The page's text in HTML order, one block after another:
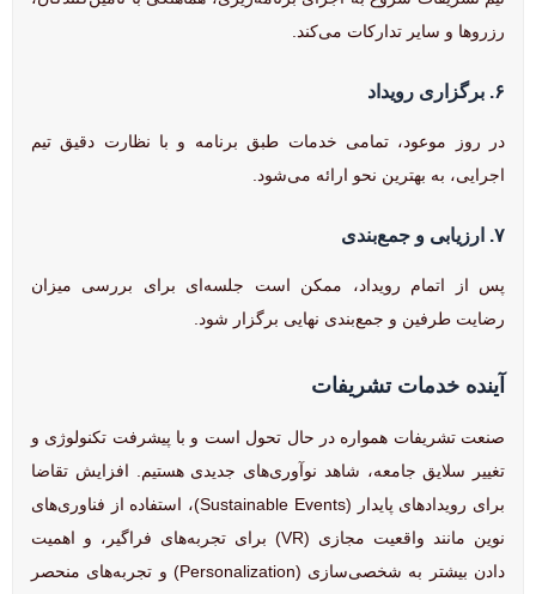
رزروها و سایر تدارکات می‌کند.
۶. برگزاری رویداد
در روز موعود، تمامی خدمات طبق برنامه و با نظارت دقیق تیم
اجرایی، به بهترین نحو ارائه می‌شود.
۷. ارزیابی و جمع‌بندی
پس از اتمام رویداد، ممکن است جلسه‌ای برای بررسی میزان
رضایت طرفین و جمع‌بندی نهایی برگزار شود.
آینده خدمات تشریفات
صنعت تشریفات همواره در حال تحول است و با پیشرفت تکنولوژی و
تغییر سلایق جامعه، شاهد نوآوری‌های جدیدی هستیم. افزایش تقاضا
برای رویدادهای پایدار (Sustainable Events)، استفاده از فناوری‌های
نوین مانند واقعیت مجازی (VR) برای تجربه‌های فراگیر، و اهمیت
دادن بیشتر به شخصی‌سازی (Personalization) و تجربه‌های منحصر